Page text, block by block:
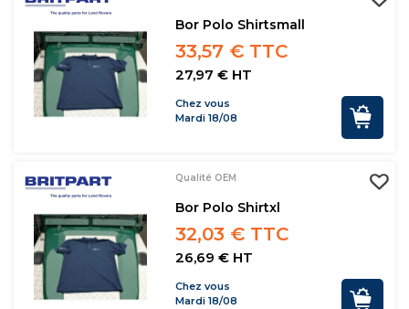
Bor Polo Shirtsmall
33,57 € TTC
27,97 € HT
Chez vous
Mardi 18/08
Qualité OEM
Bor Polo Shirtxl
32,03 € TTC
26,69 € HT
Chez vous
Mardi 18/08